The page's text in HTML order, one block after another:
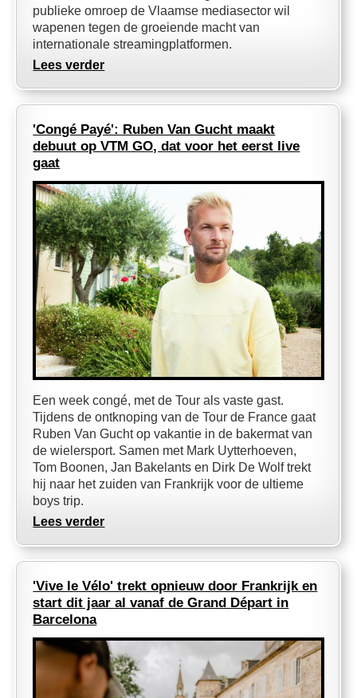
publieke omroep de Vlaamse mediasector wil
wapenen tegen de groeiende macht van
internationale streamingplatformen.
Lees verder
'Congé Payé': Ruben Van Gucht maakt
debuut op VTM GO, dat voor het eerst live
gaat
Een week congé, met de Tour als vaste gast.
Tijdens de ontknoping van de Tour de France gaat
Ruben Van Gucht op vakantie in de bakermat van
de wielersport. Samen met Mark Uytterhoeven,
Tom Boonen, Jan Bakelants en Dirk De Wolf trekt
hij naar het zuiden van Frankrijk voor de ultieme
boys trip.
Lees verder
'Vive le Vélo' trekt opnieuw door Frankrijk en
start dit jaar al vanaf de Grand Départ in
Barcelona